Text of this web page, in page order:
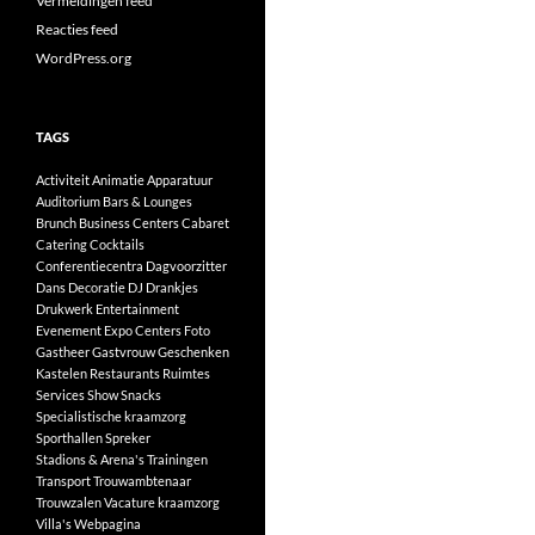
Reacties feed
WordPress.org
TAGS
ActiviteitAnimatieApparatuur
Auditorium Bars & Lounges
Brunch Business CentersCabaret
CateringCocktails
Conferentiecentra Dagvoorzitter
Dans Decoratie DJ Drankjes
Drukwerk Entertainment
Evenement Expo Centers Foto
GastheerGastvrouwGeschenken
Kastelen Restaurants Ruimtes
ServicesShowSnacks
Specialistische kraamzorg
SporthallenSpreker
Stadions & Arena'sTrainingen
TransportTrouwambtenaar
TrouwzalenVacature kraamzorg
Villa'sWebpagina